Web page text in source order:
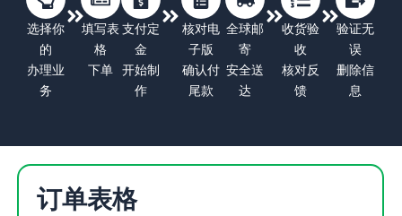
选择你
的
办理业
务
填写表
格
下单
支付定
金
开始制
作
核对电
子版
确认付
尾款
全球邮
寄
安全送
达
收货验
收
核对反
馈
验证无
误
删除信
息
订单表格